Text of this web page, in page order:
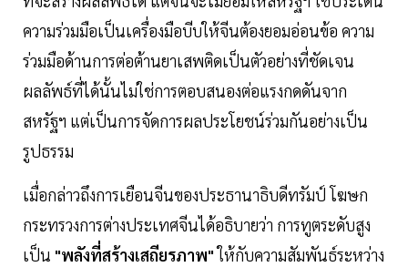
ความร่วมมือเป็นเครื่องมือบีบให้จีนต้องยอมอ่อนข้อ ความ
ร่วมมือด้านการต่อต้านยาเสพติดเป็นตัวอย่างที่ชัดเจน
ผลลัพธ์ที่ได้นั้นไม่ใช่การตอบสนองต่อแรงกดดันจาก
สหรัฐฯ แต่เป็นการจัดการผลประโยชน์ร่วมกันอย่างเป็น
รูปธรรม
เมื่อกล่าวถึงการเยือนจีนของประธานาธิบดีทรัมป์ โฆษก
กระทรวงการต่างประเทศจีนได้อธิบายว่า การทูตระดับสูง
เป็น "พลังที่สร้างเสถียรภาพ"ให้กับความสัมพันธ์ระหว่าง